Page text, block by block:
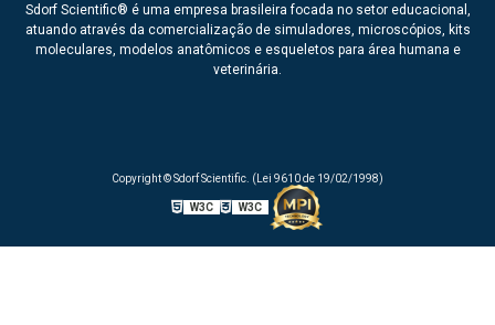
Sdorf Scientific® é uma empresa brasileira focada no setor educacional,
atuando através da comercialização de simuladores, microscópios, kits
moleculares, modelos anatômicos e esqueletos para área humana e
veterinária.
Copyright © Sdorf Scientific. (Lei 9610 de 19/02/1998)
W3C W3C